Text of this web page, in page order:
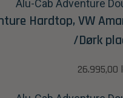
Hardtop, VW
/Dørk
26.995,00